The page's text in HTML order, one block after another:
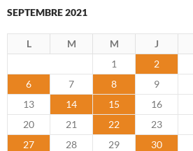
SEPTEMBRE 2021
L M M J
1
2
6
7 8 9
13
14 15 16
20
21 22 23
27
28 29
30